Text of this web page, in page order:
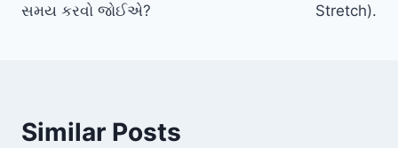
સમય કરવો જોઈએ?
Stretch).
Similar Posts